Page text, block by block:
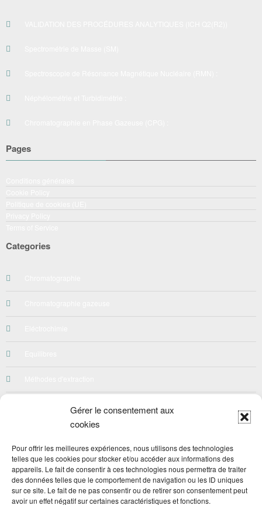
Gérer le consentement aux
cookies
Pour offrir les meilleures expériences, nous utilisons des technologies
telles que les cookies pour stocker et/ou accéder aux informations des
appareils. Le fait de consentir à ces technologies nous permettra de traiter
des données telles que le comportement de navigation ou les ID uniques
sur ce site. Le fait de ne pas consentir ou de retirer son consentement peut
avoir un effet négatif sur certaines caractéristiques et fonctions.
Pages
Categories
Préparation des solutions
Qualité
Quiz